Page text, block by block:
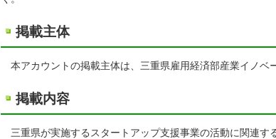
掲載主体
本アカウントの掲載主体は、三重県雇用経済部産業イノベ
掲載内容
三重県が実施するスタートアップ支援事業の活動に関連す